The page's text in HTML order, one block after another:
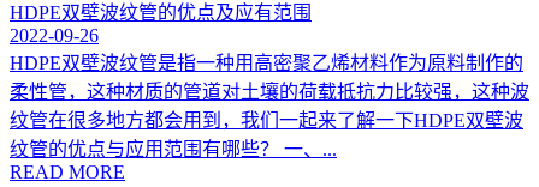
HDPE双壁波纹管的优点及应有范围
2022-09-26
HDPE双壁波纹管是指一种用高密聚乙烯材料作为原料制作的
柔性管，这种材质的管道对土壤的荷载抵抗力比较强，这种波
纹管在很多地方都会用到，我们一起来了解一下HDPE双壁波
纹管的优点与应用范围有哪些？ 一、...
READ MORE